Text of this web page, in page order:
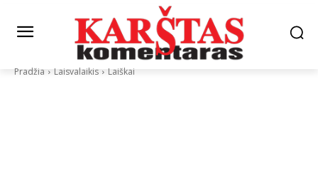
Pradžia Laisvalaikis Laiškai